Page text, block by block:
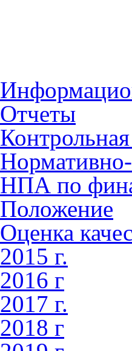
Отчеты
НПА по
Положение
Оценка
2015 г.
2016 г
2017 г.
2018 г